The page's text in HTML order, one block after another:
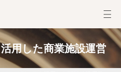
用した商業施設運営